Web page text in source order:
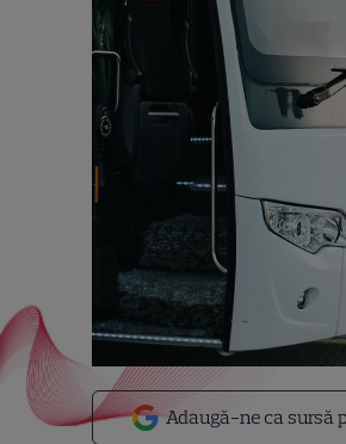
Adaugă-ne ca sursă